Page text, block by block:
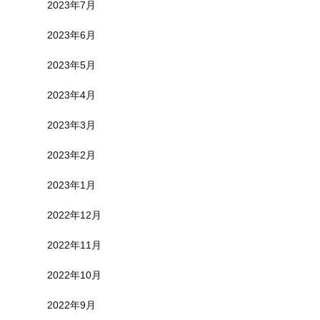
2023年7月
2023年6月
2023年5月
2023年4月
2023年3月
2023年2月
2023年1月
2022年12月
2022年11月
2022年10月
2022年9月